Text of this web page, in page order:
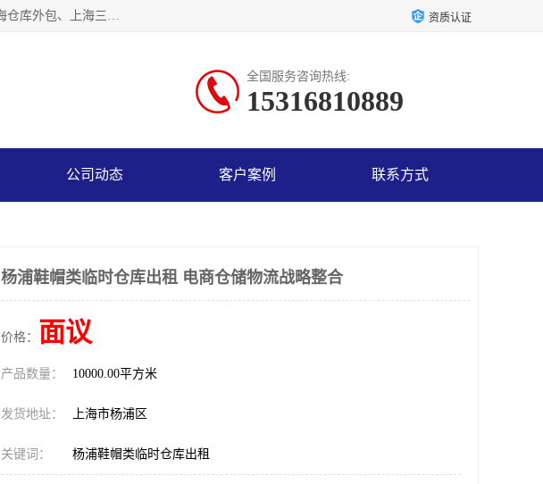
上海星力仓储服务有限公司从事：上海仓储服务、上海仓储库房、上海仓库代运营、上海仓库对外出租、上海仓库外包、上海三方仓储、上海电商仓储代发、上海电商代发货仓库、上海托管仓库、上海仓储配送。上海星力仓储服务有限公司现在拥有100个分仓、10万余平方的标准库房，精炼员工几百名，与几千家客户合作，公司已跻身上海仓储行业前列。欢迎来电咨询！ 资质认证
全国服务咨询热线:
15316810889
公司动态 客户案例 联系方式
杨浦鞋帽类临时仓库出租 电商仓储物流战略整合
价格： 面议
产品数量： 10000.00平方米
发货地址： 上海市杨浦区
关键词： 杨浦鞋帽类临时仓库出租